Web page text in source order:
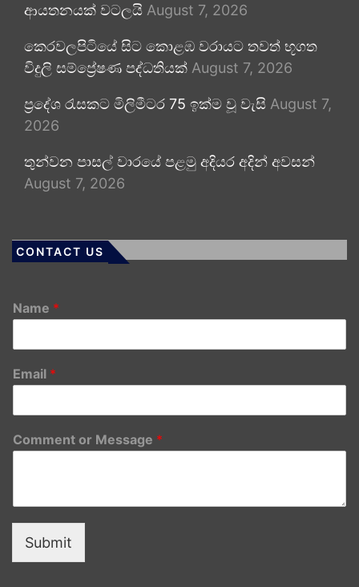
ආයතනයක් වටලයි August 7, 2026
කෙරවලපිටියේ සිට කොළඹ වරායට තවත් භූගත
විදුලි සම්ප්‍රේෂණ පද්ධතියක් August 7, 2026
ප්‍රදේශ රැසකට මිලිමීටර 75 ඉක්ම වූ වැසි August 7,
2026
තුන්වන පාසල් වාරයේ පළමු අදියර අදින් අවසන්
August 7, 2026
CONTACT US
Name *
Email *
Comment or Message *
Submit